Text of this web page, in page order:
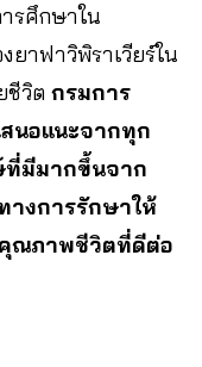
รศึกษาใน
ยาฟาวิพิราเวียร์ใน
ชีวิต กรมการ
นอแนะจากทุก
ที่มีมากขึ้นจาก
างการรักษาให้
คุณภาพชีวิตที่ดีต่อ